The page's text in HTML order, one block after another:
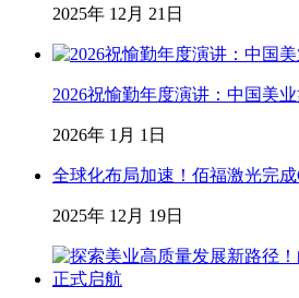
2025年 12月 21日
2026祝愉勤年度演讲：中国美
2026年 1月 1日
全球化布局加速！佰福激光完
2025年 12月 19日